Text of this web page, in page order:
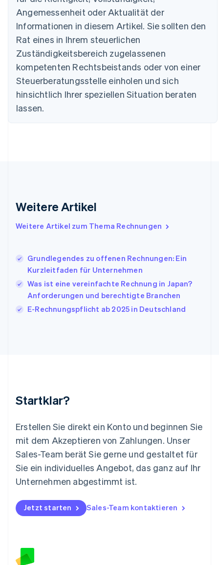
Angemessenheit oder Aktualität der
Informationen in diesem Artikel. Sie sollten den
Rat eines in Ihrem steuerlichen
Zuständigkeitsbereich zugelassenen
kompetenten Rechtsbeistands oder von einer
Steuerberatungsstelle einholen und sich
hinsichtlich Ihrer speziellen Situation beraten
lassen.
Weitere Artikel
Weitere Artikel zum Thema Rechnungen
Grundlegendes zu offenen Rechnungen: Ein
Kurzleitfaden für Unternehmen
Was ist eine vereinfachte Rechnung in Japan?
Anforderungen und berechtigte Branchen
E-Rechnungspflicht ab 2025 in Deutschland
Startklar?
Erstellen Sie direkt ein Konto und beginnen Sie
mit dem Akzeptieren von Zahlungen. Unser
Sales-Team berät Sie gerne und gestaltet für
Sie ein individuelles Angebot, das ganz auf Ihr
Unternehmen abgestimmt ist.
Jetzt starten Sales-Team kontaktieren
Deutschland
Estland
English
Festlandchina
简体中文 English
Finnland
EnglishSvenska
FrançaisEnglish
Gibraltar
Japan
Kanada
English Italiano
Lettland
Liechtenstein
DeutschEnglish
Litauen
Español English
Niederlande
NederlandsEnglish
English
Österreich
Deutsch
Polen
Portugal
PortuguêsEnglish
Schweden